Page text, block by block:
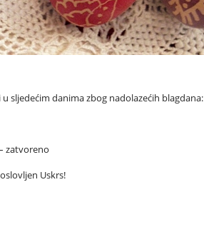
sljedećim danima zbog nadolazećih blagdana:
zatvoreno
Uskrs!